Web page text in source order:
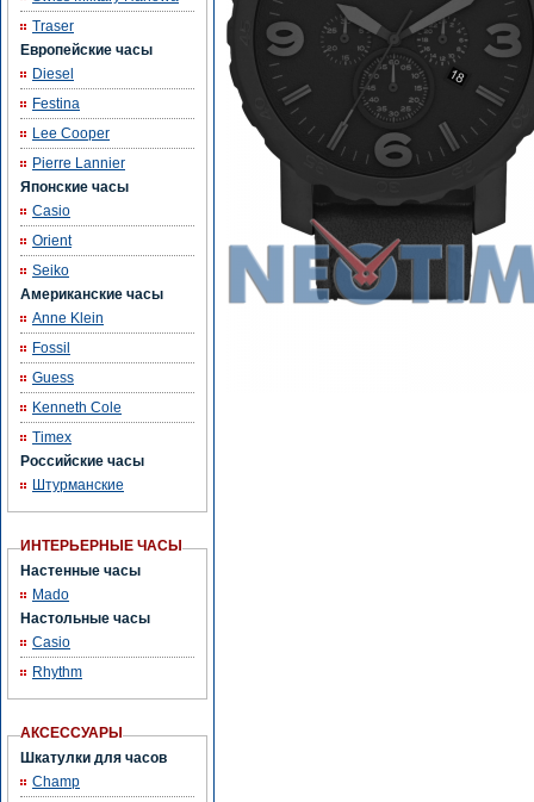
Traser
Европейские часы
Diesel
Festina
Lee Cooper
Pierre Lannier
Японские часы
Casio
Orient
Seiko
Американские часы
Anne Klein
Fossil
Guess
Kenneth Cole
Timex
Российские часы
Штурманские
ИНТЕРЬЕРНЫЕ ЧАСЫ
Настенные часы
Mado
Настольные часы
Casio
Rhythm
АКСЕССУАРЫ
Шкатулки для часов
Champ